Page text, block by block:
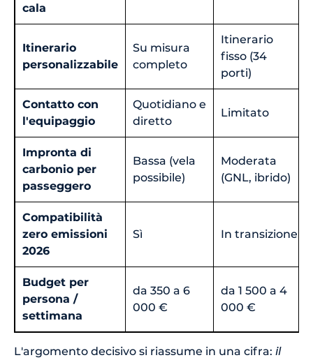
cala
Itinerario
personalizzabile
Su misura
completo
Itinerario
fisso (34
porti)
Contatto con
l'equipaggio
Quotidiano e
diretto
Limitato
Impronta di
carbonio per
passeggero
Bassa (vela
possibile)
Moderata
(GNL, ibrido)
Compatibilità
zero emissioni
2026
Sì In transizione
Budget per
persona /
settimana
da 350 a 6
000 €
da 1 500 a 4
000 €
L'argomento decisivo si riassume in una cifra: il